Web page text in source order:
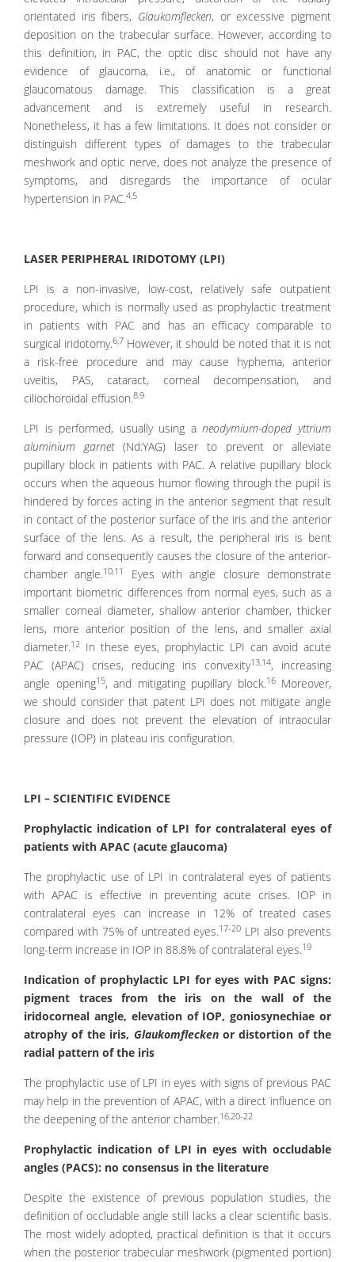
orientated iris fibers, Glaukomflecken, or excessive pigment
deposition on the trabecular surface. However, according to
this definition, in PAC, the optic disc should not have any
evidence of glaucoma, i.e., of anatomic or functional
glaucomatous damage. This classification is a great
advancement and is extremely useful in research.
Nonetheless, it has a few limitations. It does not consider or
distinguish different types of damages to the trabecular
meshwork and optic nerve, does not analyze the presence of
symptoms, and disregards the importance of ocular
hypertension in PAC.4,5
LASER PERIPHERAL IRIDOTOMY (LPI)
LPI is a non-invasive, low-cost, relatively safe outpatient
procedure, which is normally used as prophylactic treatment
in patients with PAC and has an efficacy comparable to
surgical iridotomy.6,7 However, it should be noted that it is not
a risk-free procedure and may cause hyphema, anterior
uveitis, PAS, cataract, corneal decompensation, and
ciliochoroidal effusion.8,9
LPI is performed, usually using aneodymium-doped yttrium
aluminium garnet (Nd:YAG) laser to prevent or alleviate
pupillary block in patients with PAC. A relative pupillary block
occurs when the aqueous humor flowing through the pupil is
hindered by forces acting in the anterior segment that result
in contact of the posterior surface of the iris and the anterior
surface of the lens. As a result, the peripheral iris is bent
forward and consequently causes the closure of the anterior-
chamber angle.10,11
Eyes with angle closure demonstrate
important biometric differences from normal eyes, such as a
smaller corneal diameter, shallow anterior chamber, thicker
lens, more anterior position of the lens, and smaller axial
diameter.12
In these eyes, prophylactic LPI can avoid acute
PAC (APAC) crises, reducing iris convexity13,14, increasing
angle opening15, and mitigating pupillary block.16Moreover,
we should consider that patent LPI does not mitigate angle
closure and does not prevent the elevation of intraocular
pressure (IOP) in plateau iris configuration.
LPI – SCIENTIFIC EVIDENCE
Prophylactic indication of LPI for contralateral eyes of
patients with APAC (acute glaucoma)
The prophylactic use of LPI in contralateral eyes of patients
with APAC is effective in preventing acute crises. IOP in
contralateral eyes can increase in 12% of treated cases
compared with 75% of untreated eyes.17-20 LPI also prevents
long-term increase in IOP in 88.8% of contralateral eyes.19
Indication of prophylactic LPI for eyes with PAC signs:
pigment traces from the iris on the wall of the
iridocorneal angle, elevation of IOP, goniosynechiae or
atrophy of the iris, Glaukomfleckenor distortion of the
radial pattern of the iris
The prophylactic use of LPI in eyes with signs of previous PAC
may help in the prevention of APAC, with a direct influence on
the deepening of the anterior chamber.16,20-22
Prophylactic indication of LPI in eyes with occludable
angles (PACS): no consensus in the literature
Despite the existence of previous population studies, the
definition of occludable angle still lacks a clear scientific basis.
The most widely adopted, practical definition is that it occurs
when the posterior trabecular meshwork (pigmented portion)